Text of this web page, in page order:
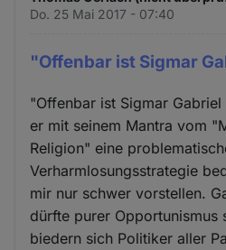
Do. 25 Mai 2017 - 07:40
"Offenbar ist Sigmar
"Offenbar ist Sigmar
er mit seinem Mantra vom
Religion" eine
Verharmlosungsstrategie
mir nur schwer vorstellen.
dürfte purer Opportunismus
biedern sich Politiker aller